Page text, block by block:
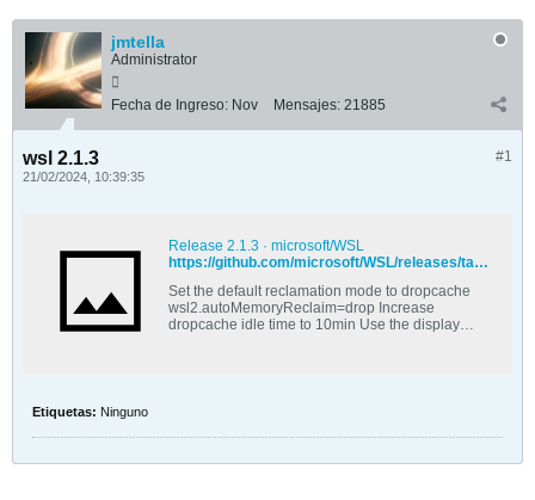
jmtella
Administrator
Fecha de Ingreso: Nov Mensajes: 21885
#1
wsl 2.1.3
21/02/2024, 10:39:35
Release 2.1.3 · microsoft/WSL
https://github.com/microsoft/WSL/releases/tag/2.1.3
Set the default reclamation mode to dropcache
wsl2.autoMemoryReclaim=drop Increase
dropcache idle time to 10min Use the display
Etiquetas: Ninguno